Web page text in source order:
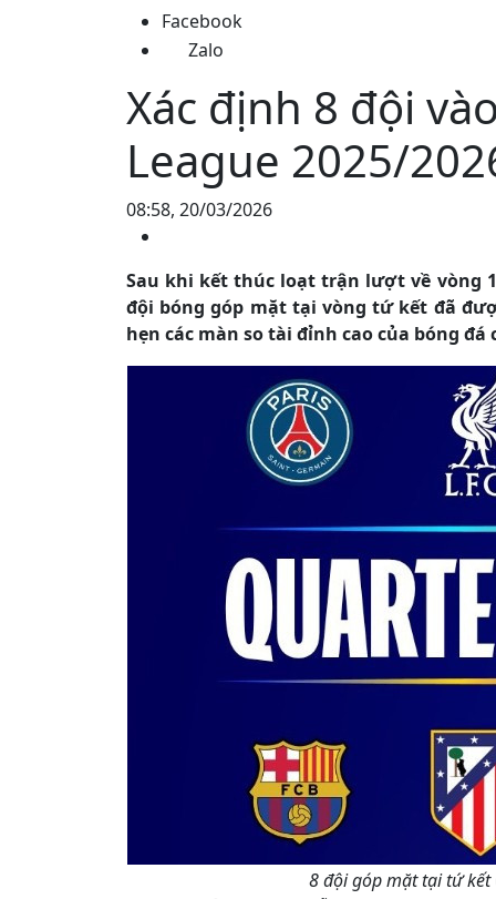
Facebook
Zalo
Xác định 8 đội
League 2025/
08:58, 20/03/2026
Sau khi kết thúc loạt trận lượt về vòng
đội bóng góp mặt tại vòng tứ kết đã
hẹn các màn so tài đỉnh cao của bóng đá
8 đội góp mặt tại tứ kết